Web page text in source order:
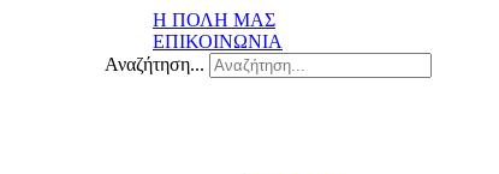
Η ΠΟΛΗ ΜΑΣ
ΕΠΙΚΟΙΝΩΝΙΑ
Αναζήτηση...